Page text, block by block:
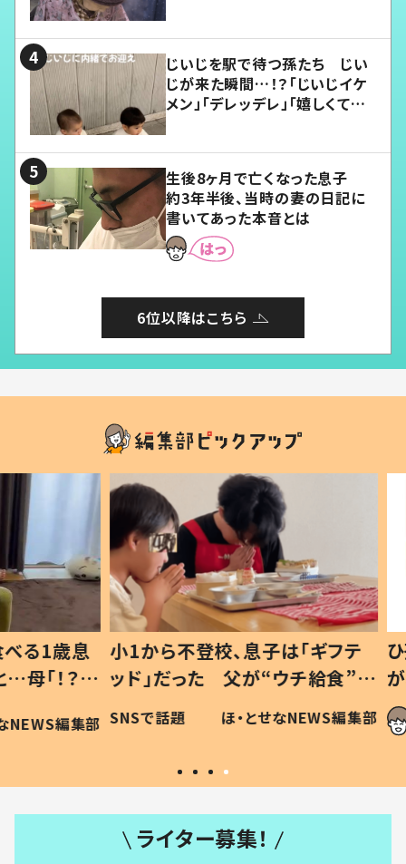
じいじを駅で待つ孫たち じい
じが来た瞬間…！？「じいじイケ
メン」「デレッデレ」「嬉しくて可
生後8ヶ月で亡くなった息子
約3年半後、当時の妻の日記に
書いてあった本音とは
6位以降はこちら
歳息
？」
編集部
小1から不登校、息子は「ギフテ
ッド」だった 父が“ウチ給食”を
作り続ける理由とは #令和の親
#令和の子
SNSで話題 ほ・とせなNEWS編集部
ひ孫
が、
「涙が
い」
ライター募集！